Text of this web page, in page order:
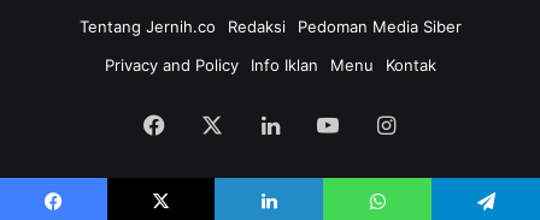
Tentang Jernih.co
Redaksi
Pedoman Media Siber
Privacy and Policy
Info Iklan Menu Kontak
Facebook LinkedInYouTubeInstagram